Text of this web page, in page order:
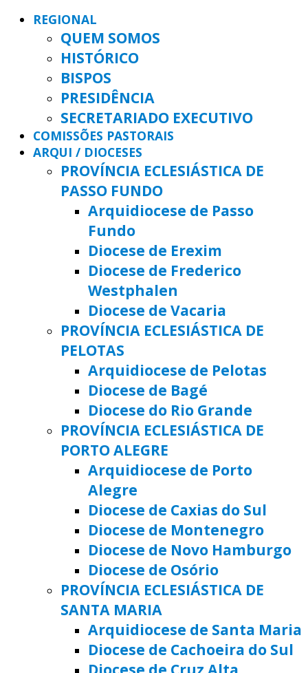
REGIONAL
QUEM SOMOS
HISTÓRICO
BISPOS
PRESIDÊNCIA
SECRETARIADO EXECUTIVO
COMISSÕES PASTORAIS
ARQUI / DIOCESES
PROVÍNCIA ECLESIÁSTICA DE
PASSO FUNDO
Arquidiocese de Passo
Fundo
Diocese de Erexim
Diocese de Frederico
Westphalen
Diocese de Vacaria
PROVÍNCIA ECLESIÁSTICA DE
PELOTAS
Arquidiocese de Pelotas
Diocese de Bagé
Diocese do Rio Grande
PROVÍNCIA ECLESIÁSTICA DE
PORTO ALEGRE
Arquidiocese de Porto
Alegre
Diocese de Caxias do Sul
Diocese de Montenegro
Diocese de Novo Hamburgo
Diocese de Osório
PROVÍNCIA ECLESIÁSTICA DE
SANTA MARIA
Arquidiocese de Santa Maria
Diocese de Cachoeira do Sul